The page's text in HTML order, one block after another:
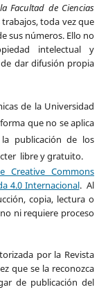
Facultad de Ciencias
toda vez que
sus números. Ello no
intelectual y
dar difusión propia
de la Universidad
que no se aplica
publicación de los
libre y gratuito.
Creative Commons
4.0 Internacional.Al
copia, lectura o
ni requiere proceso
por la Revista
que se la reconozca
de publicación del